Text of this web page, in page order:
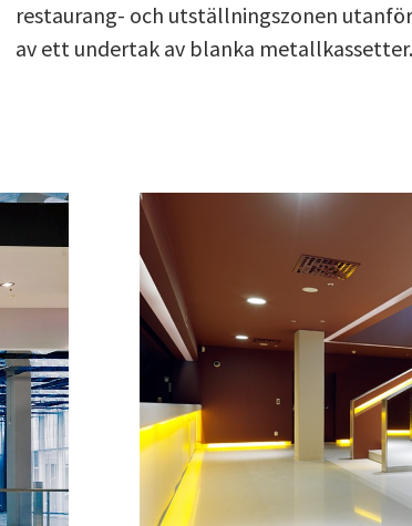
restaurang- och utställningszonen
av ett undertak av blanka metallkassetter.